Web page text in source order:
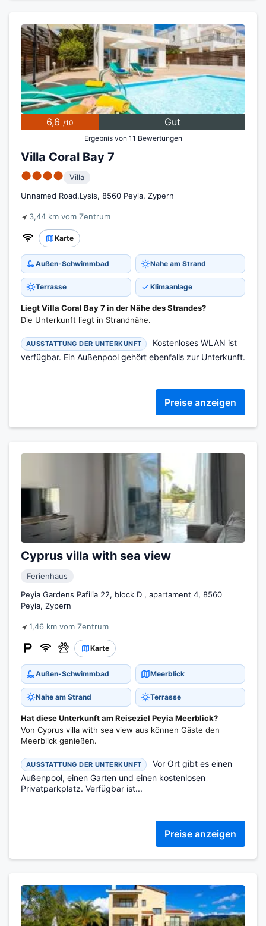
6,6 /10 Gut
Ergebnis von 11 Bewertungen
Villa Coral Bay 7
●●●●
Villa
Unnamed Road,Lysis, 8560 Peyia, Zypern
3,44 km vom Zentrum
Karte
Außen-Schwimmbad Nahe am Strand
Terrasse Klimaanlage
Liegt Villa Coral Bay 7 in der Nähe des Strandes?
Die Unterkunft liegt in Strandnähe.
AUSSTATTUNG DER UNTERKUNFT
Kostenloses WLAN ist
verfügbar. Ein Außenpool gehört ebenfalls zur Unterkunft.
Preise anzeigen
Cyprus villa with sea view
Ferienhaus
Peyia Gardens Pafilia 22, block D , apartament 4, 8560
Peyia, Zypern
1,46 km vom Zentrum
Karte
Außen-Schwimmbad Meerblick
Nahe am Strand Terrasse
Hat diese Unterkunft am Reiseziel Peyia Meerblick?
Von Cyprus villa with sea view aus können Gäste den
Meerblick genießen.
AUSSTATTUNG DER UNTERKUNFT
Vor Ort gibt es einen
Außenpool, einen Garten und einen kostenlosen
Privatparkplatz. Verfügbar ist...
Preise anzeigen